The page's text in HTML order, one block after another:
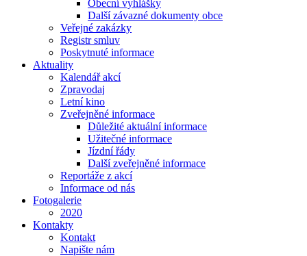
Obecní vyhlášky
Další závazné dokumenty obce
Veřejné zakázky
Registr smluv
Poskytnuté informace
Aktuality
Kalendář akcí
Zpravodaj
Letní kino
Zveřejněné informace
Důležité aktuální informace
Užitečné informace
Jízdní řády
Další zveřejněné informace
Reportáže z akcí
Informace od nás
Fotogalerie
2020
Kontakty
Kontakt
Napište nám